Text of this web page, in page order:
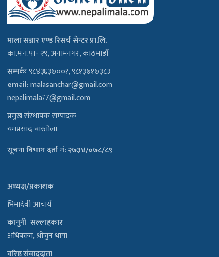
माला सञ्चार एण्ड रिसर्च सेन्टर प्रा.लि.
का.म.न.पा- २९, अनामनगर, काठमाडौँ
सम्पर्कः९८४३६३७००१, ९८१३७१७३८३
email:malasanchar@gmail.com
nepalimala77@gmail.com
प्रमुख संस्थापक सम्पादक
यमप्रसाद बास्तोला
सूचना विभाग दर्ता नं: २७३४/०७८/८९
अध्यक्ष/प्रकाशक
भिमादेवी आचार्य
कानुनी सल्लाहकार
अधिबक्ता, श्रीजुन थापा
वरिष्ठ संवाददाता